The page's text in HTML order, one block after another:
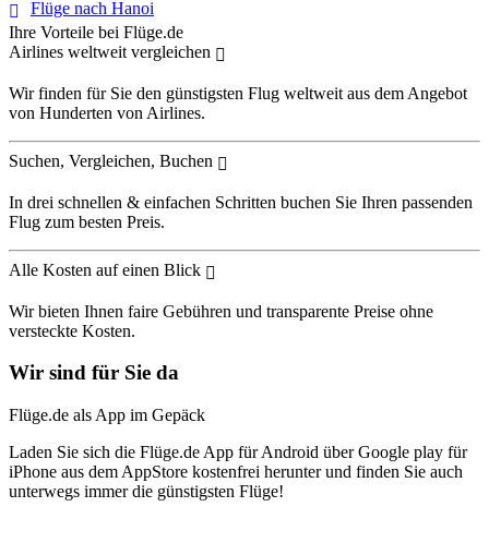
Flüge nach Hanoi
Ihre Vorteile bei Flüge.de
Airlines weltweit vergleichen
Wir finden für Sie den günstigsten Flug weltweit aus dem Angebot
von Hunderten von Airlines.
Suchen, Vergleichen, Buchen
In drei schnellen & einfachen Schritten buchen Sie Ihren passenden
Flug zum besten Preis.
Alle Kosten auf einen Blick
Wir bieten Ihnen faire Gebühren und transparente Preise ohne
versteckte Kosten.
Wir sind für Sie da
Flüge.de als App im Gepäck
Laden Sie sich die Flüge.de App für Android über Google play für
iPhone aus dem AppStore kostenfrei herunter und finden Sie auch
unterwegs immer die günstigsten Flüge!